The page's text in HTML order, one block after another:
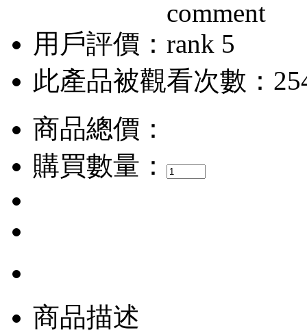
用戶評價：
此產品被觀看次數：
商品總價：
購買數量：
商品描述